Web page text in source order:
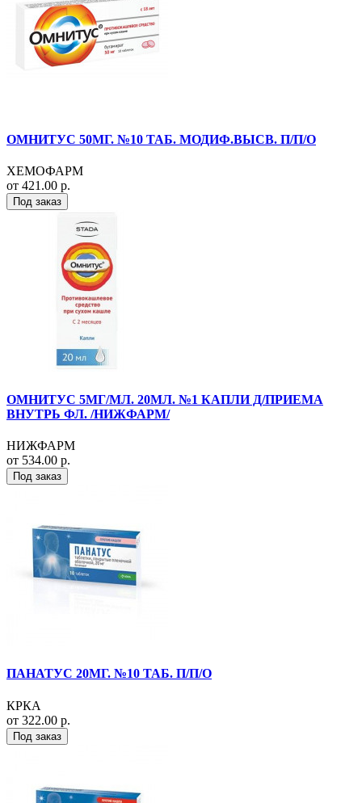
ОМНИТУС 50МГ. №10 ТАБ. МОДИФ.ВЫСВ. П/П/О
ХЕМОФАРМ
от 421.00 р.
Под заказ
ОМНИТУС 5МГ/МЛ. 20МЛ. №1 КАПЛИ Д/ПРИЕМА
ВНУТРЬ ФЛ. /НИЖФАРМ/
НИЖФАРМ
от 534.00 р.
Под заказ
ПАНАТУС 20МГ. №10 ТАБ. П/П/О
КРКА
от 322.00 р.
Под заказ